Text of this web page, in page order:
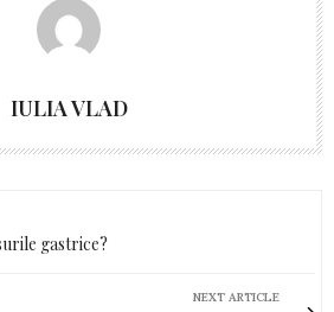
IULIA VLAD
gastrice?
NEXT ARTICLE